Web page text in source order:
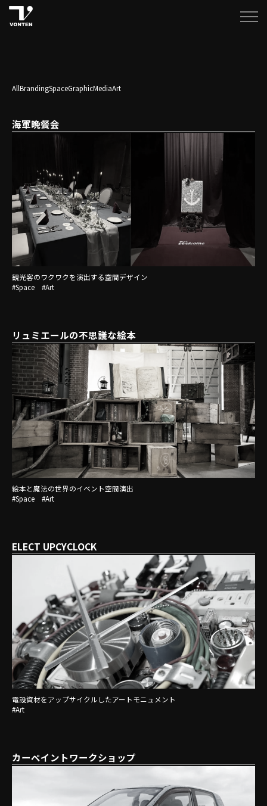
AllBrandingSpaceGraphicMediaArt
海軍晩餐会
観光客のワクワクを演出する空間デザイン
#Space #Art
リュミエールの不思議な絵本
絵本と魔法の世界のイベント空間演出
#Space #Art
ELECT UPCYCLOCK
電設資材をアップサイクルしたアートモニュメント
#Art
カーペイントワークショップ